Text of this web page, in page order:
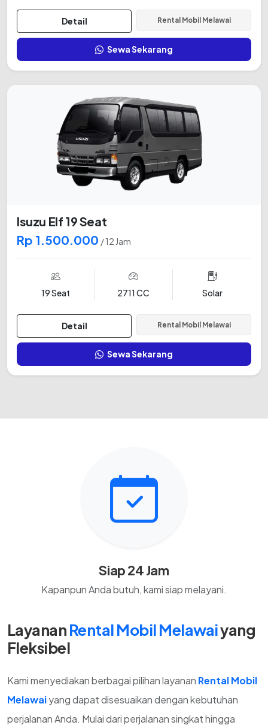
Detail Rental Mobil Melawai
Sewa Sekarang
Isuzu Elf 19 Seat
Rp 1.500.000 / 12 Jam
19 Seat 2711 CC Solar
Detail Rental Mobil Melawai
Sewa Sekarang
Siap 24 Jam
Kapanpun Anda butuh, kami siap melayani.
LayananRental Mobil Melawaiyang
Fleksibel
Kami menyediakan berbagai pilihan layanan Rental Mobil
Melawaiyang dapat disesuaikan dengan kebutuhan
perjalanan Anda. Mulai dari perjalanan singkat hingga